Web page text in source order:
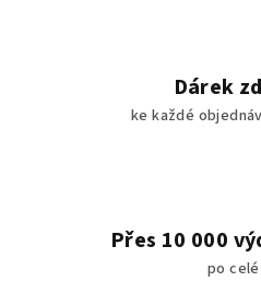
Dárek
ke každé
Přes 10 000
po celé